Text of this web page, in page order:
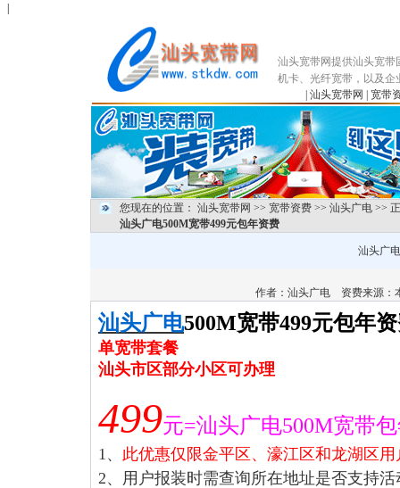
汕头宽带网提供汕头宽带
机卡、光纤宽带，以及
汕头宽带网 宽带
您现在的位置： 汕头宽带网 >> 宽带资费 >> 汕头广电 >>
汕头广电500M宽带499元包年资费
汕头广
作者： 汕头广电 资费来源：
汕头广电500M宽带499元包年
单宽带套餐
汕头市区部分小区可办理
499元=汕头广电500M宽带
1、 此优惠仅限金平区、濠江区和龙湖区用
2、用户报装时需查询所在地址是否支持活